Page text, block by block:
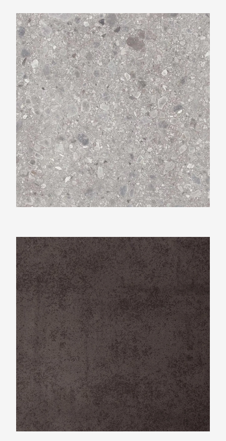
Neolith Terrazo Ceppo
Neolith Iron Copper